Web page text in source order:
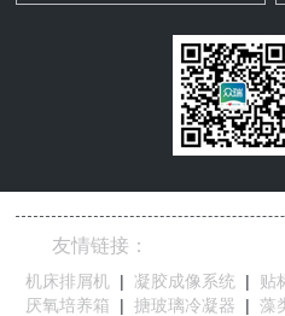
友情链接：
机床排屑机 | 凝胶成像系统 | 贴
厌氧培养箱
| 搪玻璃冷凝器 | 藻